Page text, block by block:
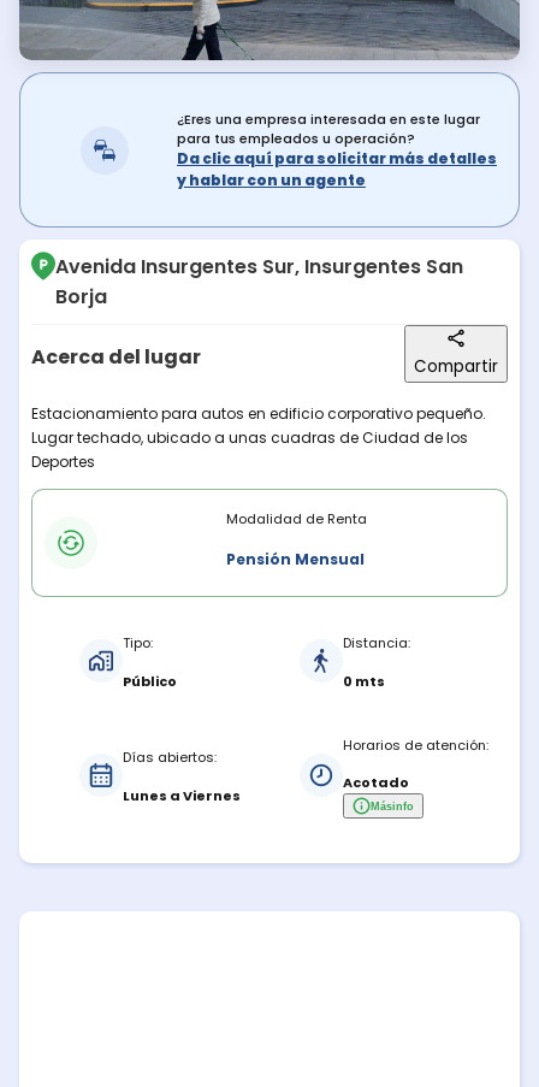
¿Eres una empresa interesada en este lugar
para tus empleados u operación?
Da clic aquí para solicitar más detalles
y hablar con un agente
Avenida Insurgentes Sur, Insurgentes San
Borja
Acerca del lugar Compartir
Descripción del lugar
Estacionamiento para autos en edificio corporativo pequeño.
Lugar techado, ubicado a unas cuadras de Ciudad de los
Deportes
Modalidades de rentaModalidad de Renta
Pensión Mensual
Tipo:
Público
Distancia:
0 mts
Días abiertos:
Lunes a Viernes
Horarios de atención:
Acotado
Másinfo